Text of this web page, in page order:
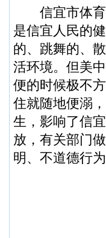
信宜市体
是信宜人民的
的、跳舞的、
活环境。但美
便的时候极不
住就随地便溺
生，影响了信
放，有关部门
明、不道德行为